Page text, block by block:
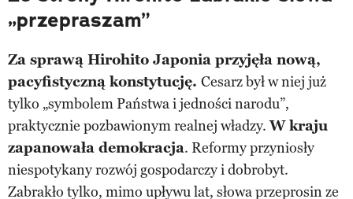
„przepraszam”
Za sprawą Hirohito Japonia przyjęła nową,
pacyfistyczną konstytucję. Cesarz był w niej już
tylko „symbolem Państwa i jedności narodu”,
praktycznie pozbawionym realnej władzy.W kraju
zapanowała demokracja. Reformy przyniosły
niespotykany rozwój gospodarczy i dobrobyt.
Zabrakło tylko, mimo upływu lat, słowa przeprosin ze